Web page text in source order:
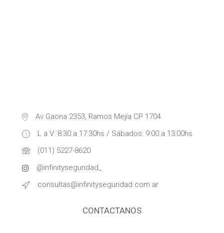
CONTACTANOS
Av Gaona 2353, Ramos Mejía CP 1704
L a V: 8:30 a 17:30hs / Sábados: 9:00 a 13:00hs.
(011) 5227-8620
@infinityseguridad_
consultas@infinityseguridad.com.ar